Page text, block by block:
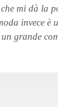
mi dà la
invece è
grande